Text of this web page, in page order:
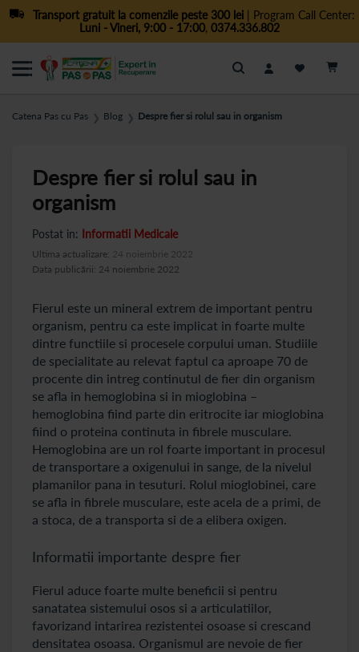
Transport gratuit la comenzile peste 300 lei| Program Call Center:
Luni - Vineri, 9:00 - 17:00, 0374.336.802
Cautare
Catena Pas cu Pas ❯ Blog ❯ Despre fier si rolul sau in organism
Despre fier si rolul sau in
organism
Postat in: Informatii Medicale
Data publicării: 24 noiembrie 2022
Ultima actualizare: 24 noiembrie 2022
Fierul este un mineral extrem de important pentru
organism, pentru ca este implicat in foarte multe
dintre functiile si procesele corpului uman. Studiile
de specialitate au relevat faptul ca aproape 70 de
procente din intreg continutul de fier din organism
se afla in hemoglobina si in mioglobina –
hemoglobina fiind parte din eritrocite iar mioglobina
fiind o proteina continuta in fibrele musculare.
Hemoglobina are un rol foarte important in procesul
de transportare a oxigenului in sange, de la nivelul
plamanilor pana in tesuturi. Rolul mioglobinei, care
se afla in fibrele musculare, este acela de a primi, de
a stoca, de a transporta si de a elibera oxigen.
Informatii importante despre fier
Fierul aduce foarte multe beneficii si pentru
sanatatea sistemului osos si a articulatiilor,
favorizand intarirea rezistentei osoase si crescand
densitatea osoasa. Organismul are nevoie de fier